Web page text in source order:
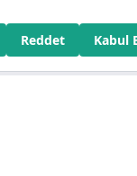
Bankası A.Ş.